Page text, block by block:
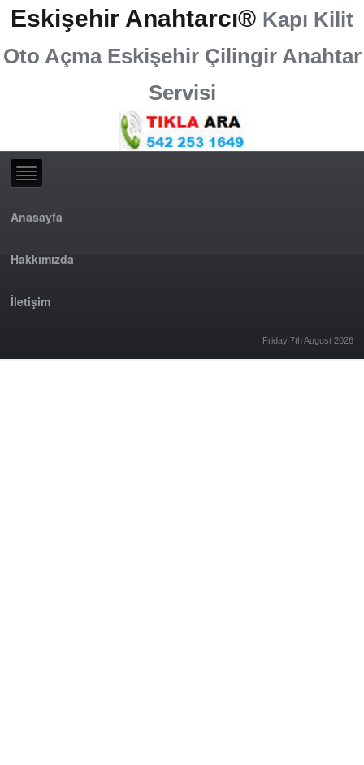
Eskişehir Anahtarcı® Kapı Kilit
Oto Açma Eskişehir Çilingir Anahtar
Servisi
Anasayfa
Hakkımızda
İletişim
Friday 7th August 2026